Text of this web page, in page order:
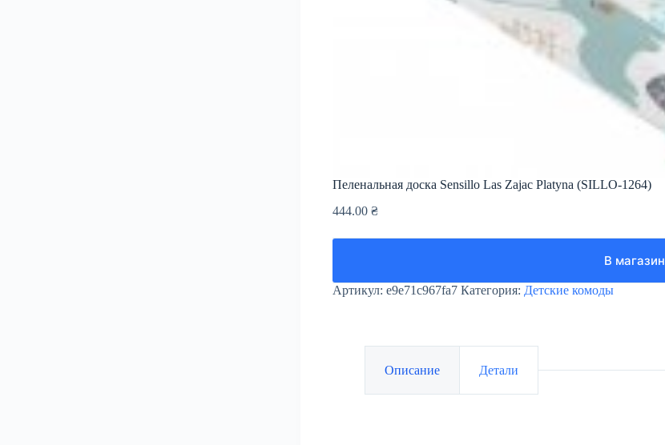
Пеленальная доска Sensillo Las Zajac Platyna (SILLO-1264)
444.00 ₴
В магазин
Артикул: e9e71c967fa7 Категория: Детские комоды
Описание Детали